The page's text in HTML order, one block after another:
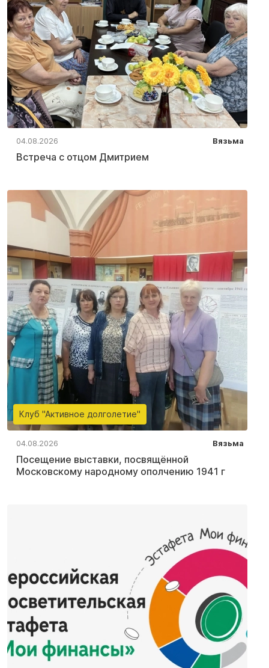
04.08.2026 Вязьма
Встреча с отцом Дмитрием
Клуб "Активное долголетие"
04.08.2026 Вязьма
Посещение выставки, посвящённой
Московскому народному ополчению 1941 г